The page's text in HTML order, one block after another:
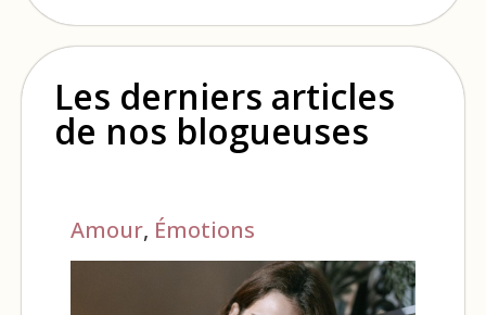
Les derniers articles
de nos blogueuses
Amour, Émotions